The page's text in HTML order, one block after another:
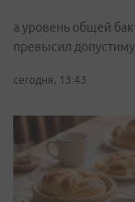
а уровень общей
превысил
сегодня, 13:43